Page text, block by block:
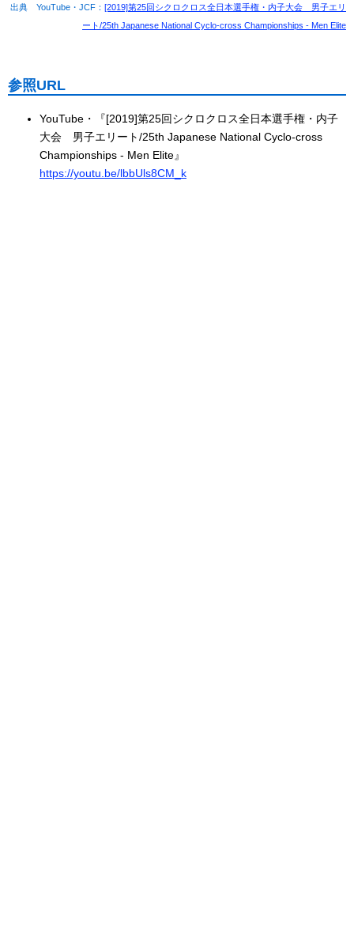
出典 YouTube・JCF： [2019]第25回シクロクロス全日本選手権・内子大会 男子エリ
ート/25th Japanese National Cyclo-cross Championships - Men Elite
参照URL
YouTube・『[2019]第25回シクロクロス全日本選手権・内子
大会 男子エリート/25th Japanese National Cyclo-cross
Championships - Men Elite』
https://youtu.be/lbbUls8CM_k